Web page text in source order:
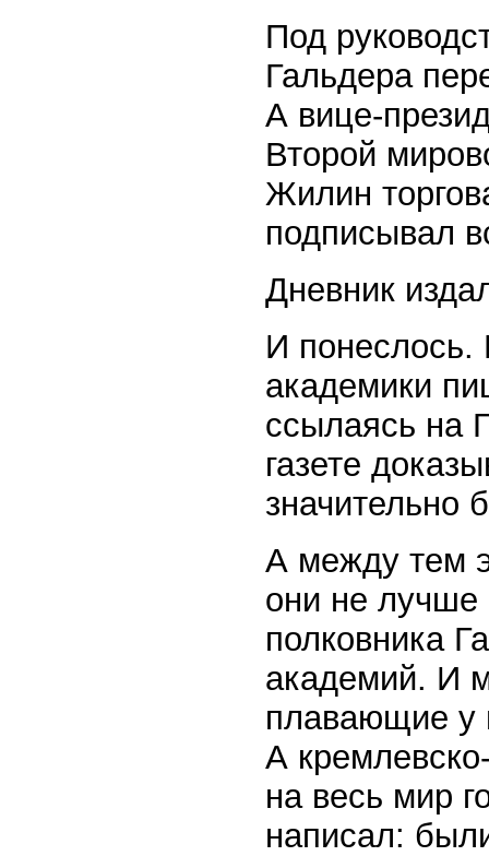
Под
Гальдера
А вице-
Второй
Жилин
подписывал
Дневник
И понеслось.
академики
ссылаясь на
газете
значительно
А между тем
они не лучше
полковника
академий. И
плавающие у
А
на весь мир
написал: